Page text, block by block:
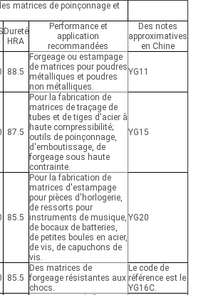
matrices de poinçonnage et
Dureté
HRA
Performance et
application
recommandées
Des notes
approximatives
en Chine
88.5
Forgeage ou estampage
de matrices pour poudres
métalliques et poudres
non métalliques.
YG11
87.5
Pour la fabrication de
matrices de traçage de
tubes et de tiges d'acier à
haute compressibilité;
outils de poinçonnage,
d'emboutissage, de
forgeage sous haute
contrainte.
YG15
85.5
Pour la fabrication de
matrices d'estampage
pour pièces d'horlogerie,
de ressorts pour
instruments de musique,
de bocaux de batteries,
de petites boules en acier,
de vis, de capuchons de
vis.
YG20
85.5
Des matrices de
forgeage résistantes aux
chocs.
Le code de
référence est le
YG16C.